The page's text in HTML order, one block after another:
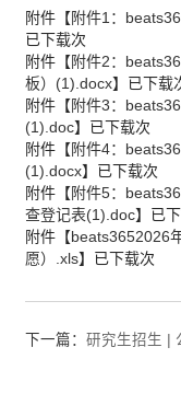
附件【附件1：
已下载次
附件【附件2：
板）(1).docx】已下载
附件【附件3：
(1).doc】已下载次
附件【附件4：
(1).docx】已下载次
附件【附件5：
查登记表(1).doc】已
附件【beats3652026
愿）.xls】已下载次
下一篇： 研究生招生 |